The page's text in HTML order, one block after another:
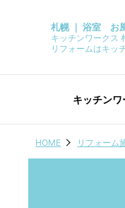
札幌 ｜ 浴室 お
キッチンワークス
リフォームはキッ
キッチンワ
HOME リフォーム